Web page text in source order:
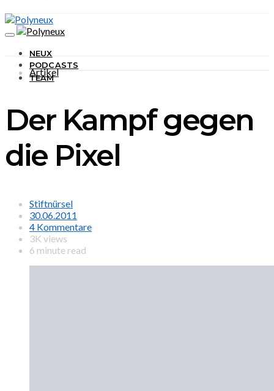
NEUX
PODCASTS
TEAM
Artikel
Der Kampf gegen
die Pixel
Stiftnürsel
30.06.2011
4 Kommentare
3K views
6 minute read